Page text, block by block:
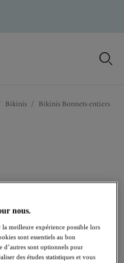
Bikinis /
Bikinis Bonnets entiers
nous.
meilleure expérience possible lors
sont essentiels au bon
d’autres sont optionnels pour
des études statistiques et vous